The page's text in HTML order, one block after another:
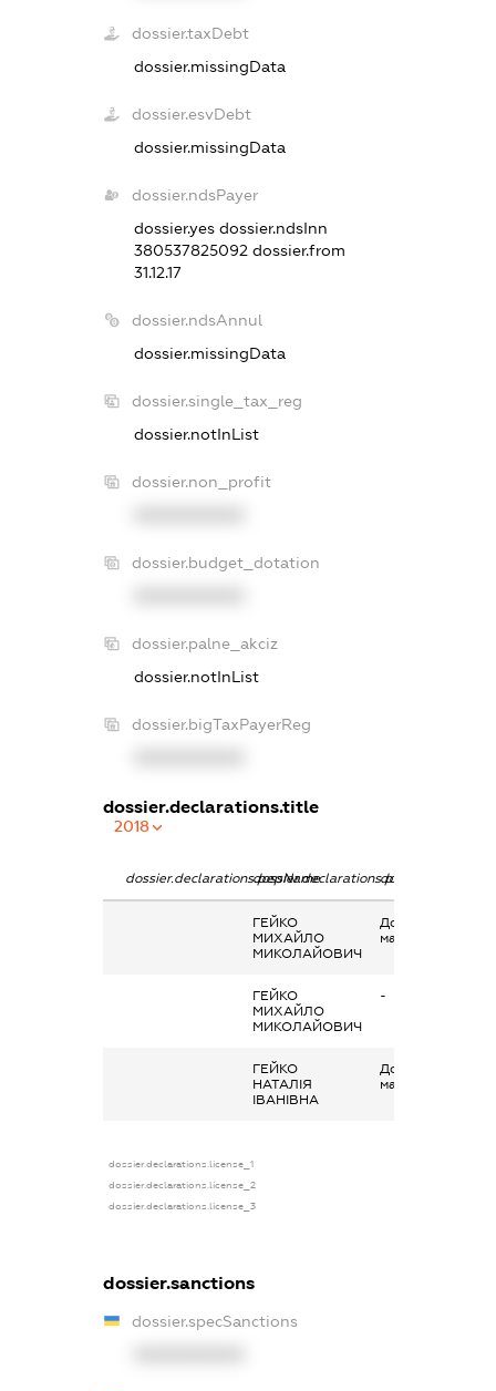
dossier.taxDebt
dossier.missingData
dossier.esvDebt
dossier.missingData
dossier.ndsPayer
dossier.yes dossier.ndsInn
380537825092 dossier.from
31.12.17
dossier.ndsAnnul
dossier.missingData
dossier.single_tax_reg
dossier.notInList
dossier.non_profit
dossier.budget_dotation
dossier.palne_akciz
dossier.notInList
dossier.bigTaxPayerReg
dossier.declarations.title
2018
dossier.declarations.pepNamedossier.declarations.personName
ГЕЙКО
МИХАЙЛО
МИКОЛАЙОВИЧ
Дохід від
майна в оренду
ГЕЙКО
МИХАЙЛО
МИКОЛАЙОВИЧ
-
ГЕЙКО
НАТАЛІЯ
ІВАНІВНА
Дохід від
майна в оренду
dossier.declarations.license_1
dossier.declarations.license_2
dossier.declarations.license_3
dossier.sanctions
dossier.specSanctions